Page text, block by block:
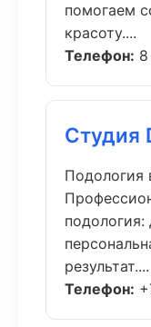
помогаем
красоту....
Телефон:
Студия
Подология
результат....
Телефон: